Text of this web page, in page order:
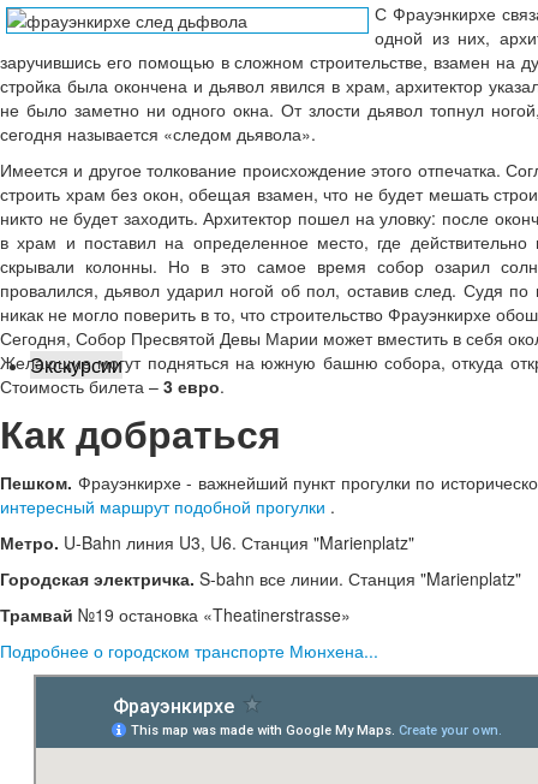
Экскурсии
С Фрауэнкирхе
одной из них,
заручившись его помощью в сложном строительстве, взамен на
стройка была окончена и дьявол явился в храм, архитектор
не было заметно ни одного окна. От злости дьявол топнул
сегодня называется «следом дьявола».
Имеется и другое толкование происхождение этого отпечатка.
строить храм без окон, обещая взамен, что не будет мешать
никто не будет заходить. Архитектор пошел на уловку: после
в храм и поставил на определенное место, где
скрывали колонны. Но в это самое время собор озарил
провалился, дьявол ударил ногой об пол, оставив след. Судя
никак не могло поверить в то, что строительство Фрауэнкирхе
Сегодня, Собор Пресвятой Девы Марии может вместить в себя
Желающие могут подняться на южную башню собора, откуда
Стоимость билета – 3 евро.
Как добраться
Пешком. Фрауэнкирхе - важнейший пункт прогулки по
интересный маршрут подобной прогулки .
Метро. U-Bahn линия U3, U6. Станция "Marienplatz"
Городская электричка. S-bahn все линии. Станция "Marienplatz"
Трамвай №19 остановка «Theatinerstrasse»
Подробнее о городском транспорте Мюнхена...